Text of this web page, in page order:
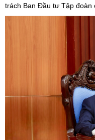
trách Ban Đầu tư Tập đoàn